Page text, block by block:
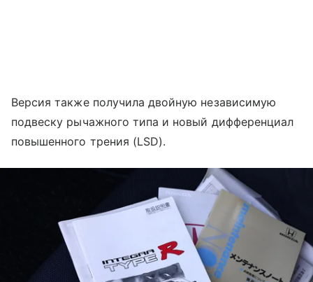
Версия также получила двойную независимую
подвеску рычажного типа и новый дифференциал
повышенного трения (LSD).